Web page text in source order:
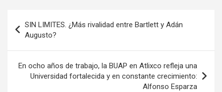
de
entradas
SIN LIMITES. ¿Más rivalidad entre Bartlett y Adán
Augusto?
En ocho años de trabajo, la BUAP en Atlixco refleja una
Universidad fortalecida y en constante crecimiento:
Alfonso Esparza